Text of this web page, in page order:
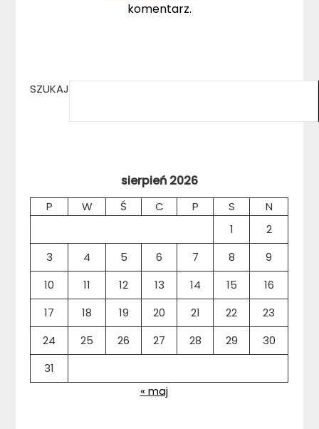
komentarz.
SZUKAJ
sierpień 2026
P W Ś C P S
N
1
2
3
4 5 6 7 8
9
10
11 12 13 14 15
16
17
18 19 20 21 22
23
24
25 26 27 28 29
30
31
« maj